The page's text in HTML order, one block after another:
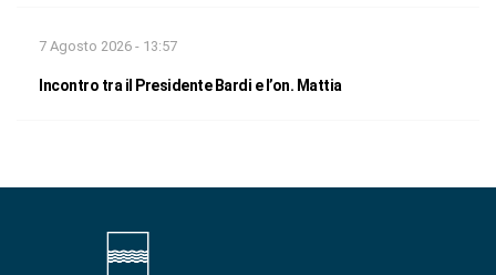
7 Agosto 2026 - 13:57
Incontro tra il Presidente Bardi e l’on. Mattia